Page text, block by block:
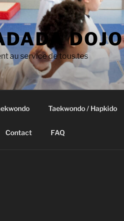
DOJO
au service de tous.tes
Taekwondo / Hapkido
Contact FAQ